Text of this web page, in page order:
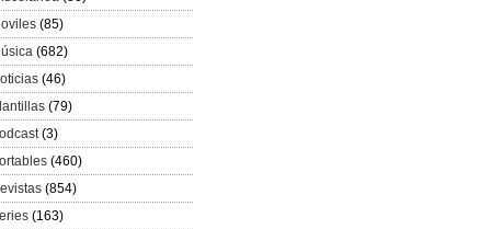
(85)
(682)
(46)
(79)
(3)
(460)
(854)
(163)